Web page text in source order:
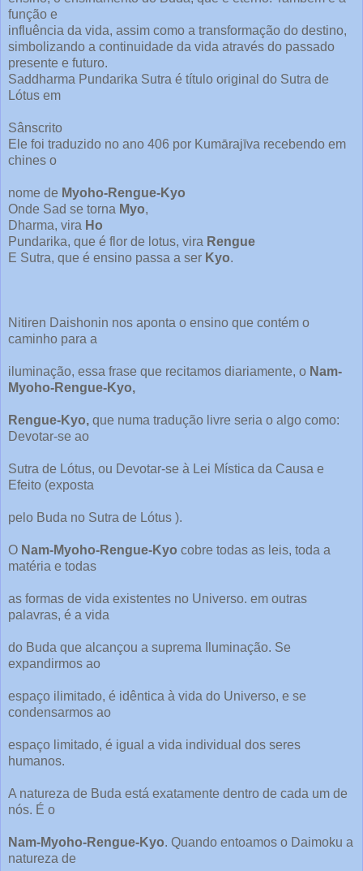
função e
influência da vida, assim como a transformação do destino,
simbolizando a continuidade da vida através do passado
presente e futuro.
Saddharma Pundarika Sutra é título original do Sutra de
Lótus em
Sânscrito
Ele foi traduzido no ano 406 por Kumārajīva recebendo em
chines o
nome de Myoho-Rengue-Kyo
Onde Sad se torna Myo,
Dharma, vira Ho
Pundarika, que é flor de lotus, vira Rengue
E Sutra, que é ensino passa a ser Kyo.
Nitiren Daishonin nos aponta o ensino que contém o
caminho para a
iluminação, essa frase que recitamos diariamente, o Nam-
Myoho-Rengue-Kyo,
Rengue-Kyo, que numa tradução livre seria o algo como:
Devotar-se ao
Sutra de Lótus, ou Devotar-se à Lei Mística da Causa e
Efeito (exposta
pelo Buda no Sutra de Lótus ).
O Nam-Myoho-Rengue-Kyo cobre todas as leis, toda a
matéria e todas
as formas de vida existentes no Universo. em outras
palavras, é a vida
do Buda que alcançou a suprema Iluminação. Se
expandirmos ao
espaço ilimitado, é idêntica à vida do Universo, e se
condensarmos ao
espaço limitado, é igual a vida individual dos seres
humanos.
A natureza de Buda está exatamente dentro de cada um de
nós. É o
Nam-Myoho-Rengue-Kyo. Quando entoamos o Daimoku a
natureza de